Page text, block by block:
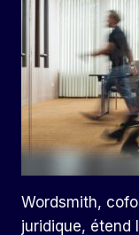
Wordsmith,
juridique, étend